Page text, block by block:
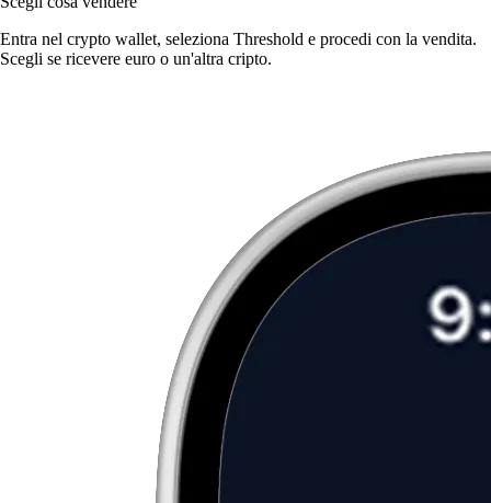
Entra nel crypto wallet, seleziona Threshold e procedi con la vendita.
Scegli se ricevere euro o un'altra cripto.